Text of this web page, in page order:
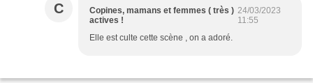
C
Copines, mamans et femmes ( très )
actives !
24/03/2023
11:55
Elle est culte cette scène , on a adoré.